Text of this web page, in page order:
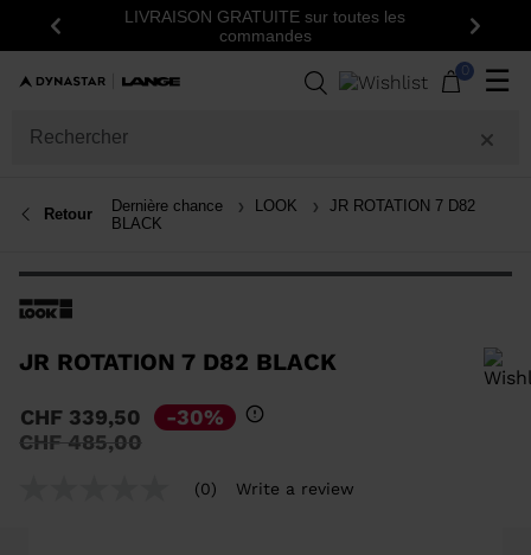
Précédent
LIVRAISON GRATUITE sur toutes les
commandes
0 ☰
Retour Dernière chance LOOK
JR ROTATION 7 D82
BLACK
JR ROTATION 7 D82 BLACK
Pour ajouter un produit à la liste de souhaits, veuillez sélectionner une
taille
CHF 339,50
Prix
CHF 485,00à
-30%
(0) Write a review